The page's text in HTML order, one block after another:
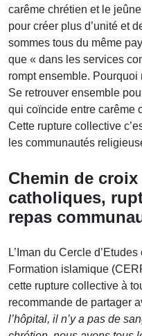
carême chrétien et le
pour créer plus d’unité et
sommes tous du même
que « dans les services
rompt ensemble. Pourquoi
Se retrouver ensemble
qui coïncide entre carême
Cette rupture collective
les communautés
Chemin de
catholiques,
repas
L’Iman du Cercle
Formation islamique
cette rupture collective à
recommande de partager
l’hôpital, il n’y a pas de